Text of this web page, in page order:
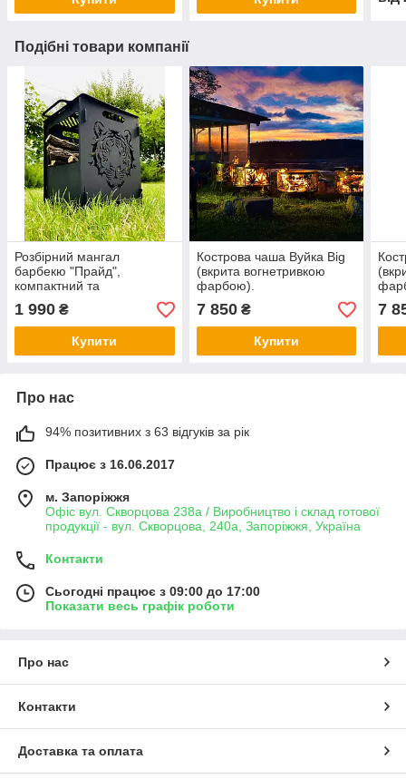
Подібні товари компанії
Розбірний мангал
барбекю "Прайд",
компактний та
1 990 ₴
Купити
Кострова чаша Вуйка Big
(вкрита вогнетривкою
фарбою).
7 850₴
Купити
7
Про нас
94% позитивних з 63 відгуків за рік
Працює з 16.06.2017
м. Запоріжжя
Офіс вул. Скворцова 238а / Виробництво і склад готової
продукції - вул. Скворцова, 240а, Запоріжжя, Україна
Контакти
Сьогодні працює з 09:00 до 17:00
Показати весь графік роботи
Про нас
Контакти
Доставка та оплата